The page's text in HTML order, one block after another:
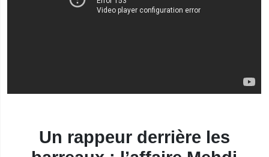
Un rappeur derrière les